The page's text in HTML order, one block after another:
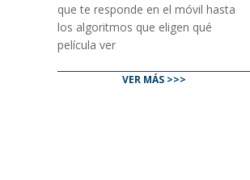
que te responde en el móvil hasta
los algoritmos que eligen qué
película ver
VER MÁS >>>